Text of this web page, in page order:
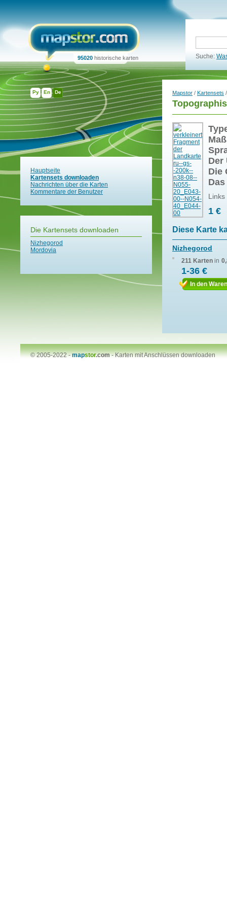
Ру En De
95020 historische karten Suche:
Hauptseite
Kartensets downloaden
Nachrichten über die Karten
Kommentare der Benutzer
Die Kartensets downloaden
Nizhegorod
Mordovia
Mapstor / Kartensets
Der
Die
1 €
Diese Karte
Nizhegorod
211 Karten in
1-36 €
In den
© 2005-2022 -mapstor.com-Karten mit Anschlüssen downloaden